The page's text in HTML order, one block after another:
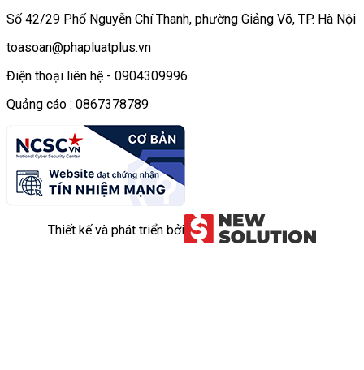
Số 42/29 Phố Nguyễn Chí Thanh, phường Giảng Võ, TP. Hà Nội
toasoan@phapluatplus.vn
Điện thoại liên hệ - 0904309996
Quảng cáo : 0867378789
Thiết kế và phát triển bởi